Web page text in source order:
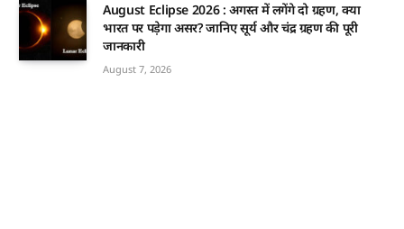
August Eclipse 2026 : अगस्त में लगेंगे दो ग्रहण, क्या
भारत पर पड़ेगा असर? जानिए सूर्य और चंद्र ग्रहण की पूरी
जानकारी
August 7, 2026